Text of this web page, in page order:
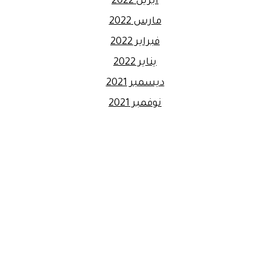
مارس 2022
فبراير 2022
يناير 2022
ديسمبر 2021
نوفمبر 2021